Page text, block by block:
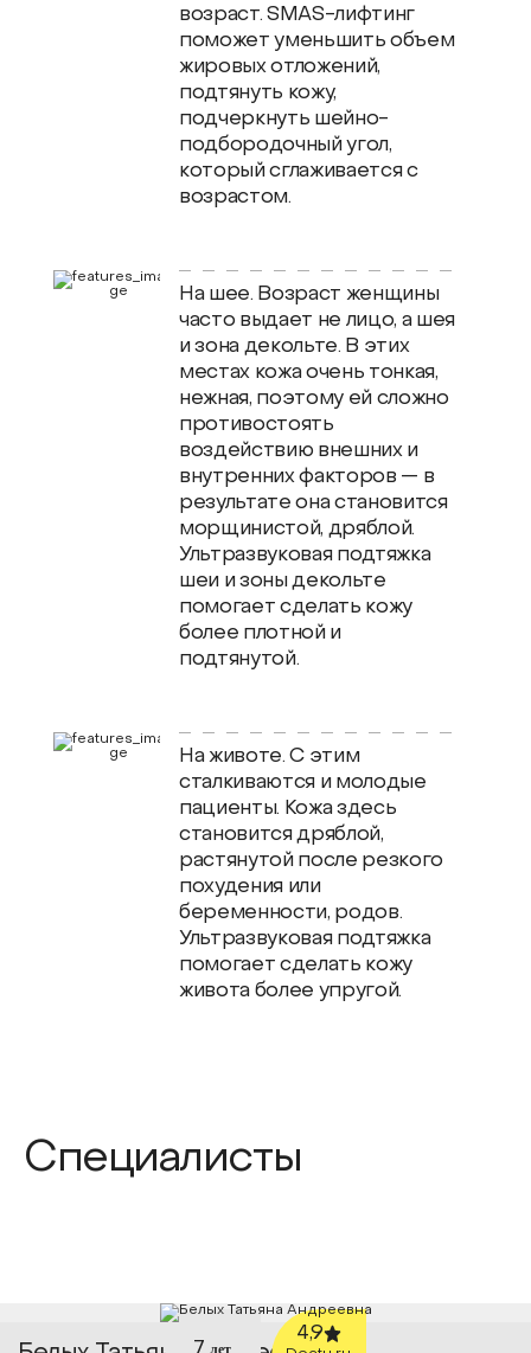
возраст. SMAS-лифтинг
поможет уменьшить объем
жировых отложений,
подтянуть кожу,
подчеркнуть шейно-
подбородочный угол,
который сглаживается с
возрастом.
На шее. Возраст женщины
часто выдает не лицо, а шея
и зона декольте. В этих
местах кожа очень тонкая,
нежная, поэтому ей сложно
противостоять
воздействию внешних и
внутренних факторов — в
результате она становится
морщинистой, дряблой.
Ультразвуковая подтяжка
шеи и зоны декольте
помогает сделать кожу
более плотной и
подтянутой.
На животе. С этим
сталкиваются и молодые
пациенты. Кожа здесь
становится дряблой,
растянутой после резкого
похудения или
беременности, родов.
Ультразвуковая подтяжка
помогает сделать кожу
живота более упругой.
Специалисты
лет
4,9